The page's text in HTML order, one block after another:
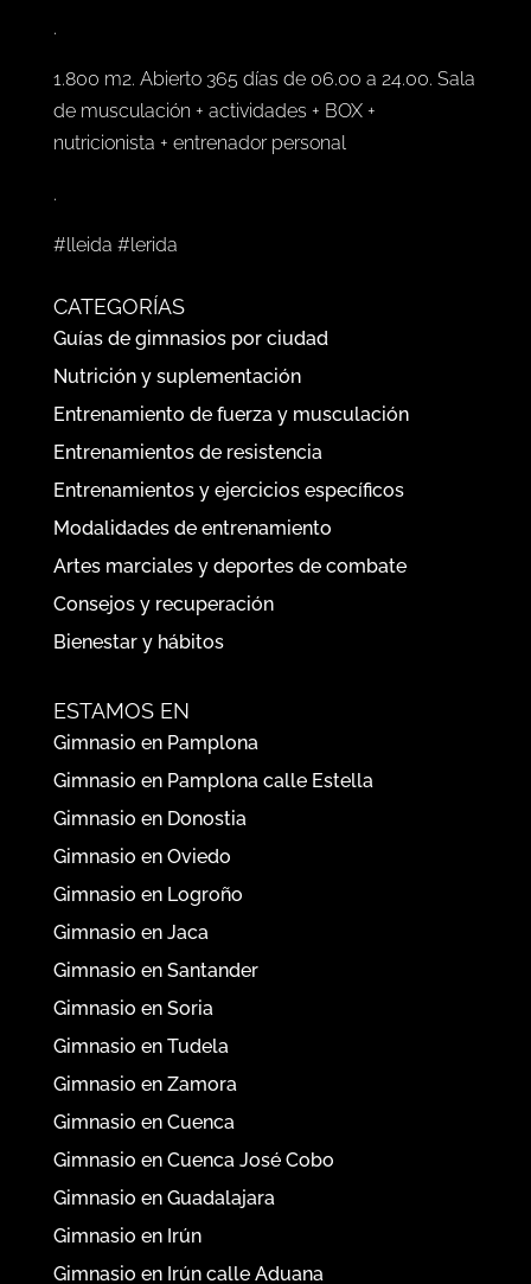
.
1.800 m2. Abierto 365 días de 06.00 a 24.00. Sala
de musculación + actividades + BOX +
nutricionista + entrenador personal
.
#lleida #lerida
CATEGORÍAS
Guías de gimnasios por ciudad
Nutrición y suplementación
Entrenamiento de fuerza y musculación
Entrenamientos de resistencia
Entrenamientos y ejercicios específicos
Modalidades de entrenamiento
Artes marciales y deportes de combate
Consejos y recuperación
Bienestar y hábitos
ESTAMOS EN
Gimnasio en Pamplona
Gimnasio en Pamplona calle Estella
Gimnasio en Donostia
Gimnasio en Oviedo
Gimnasio en Logroño
Gimnasio en Jaca
Gimnasio en Santander
Gimnasio en Soria
Gimnasio en Tudela
Gimnasio en Zamora
Gimnasio en Cuenca
Gimnasio en Cuenca José Cobo
Gimnasio en Guadalajara
Gimnasio en Irún
Gimnasio en Irún calle Aduana